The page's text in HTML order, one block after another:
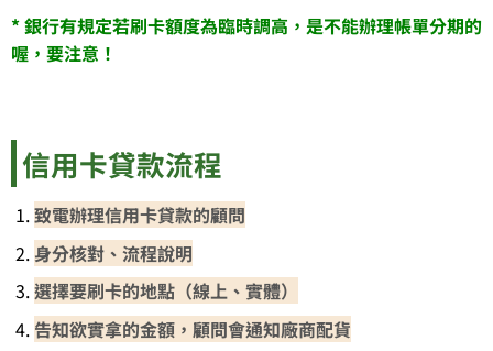
* 銀行有規定若刷卡額度為臨時調高，是不能辦理帳單分期的
喔，要注意！
信用卡貸款流程
致電辦理信用卡貸款的顧問
身分核對、流程說明
選擇要刷卡的地點（線上、實體）
告知欲實拿的金額，顧問會通知廠商配貨